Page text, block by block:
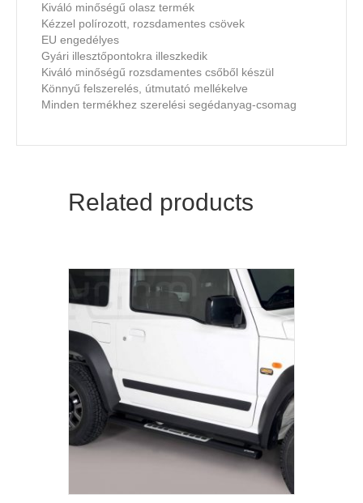
Kiváló minőségű olasz termék
Kézzel polírozott, rozsdamentes csövek
EU engedélyes
Gyári illesztőpontokra illeszkedik
Kiváló minőségű rozsdamentes csőből készül
Könnyű felszerelés, útmutató mellékelve
Minden termékhez szerelési segédanyag-csomag
Related products